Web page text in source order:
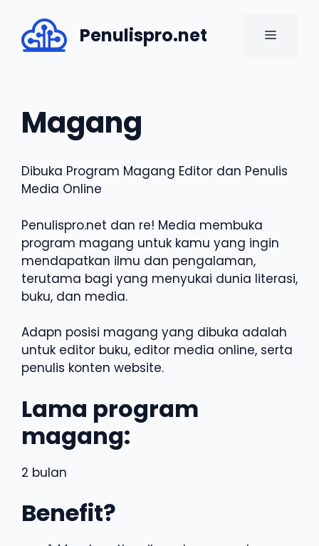
content
Penulispro.net MENU
Magang
Dibuka Program Magang Editor dan Penulis
Media Online
Penulispro.net dan re! Media membuka
program magang untuk kamu yang ingin
mendapatkan ilmu dan pengalaman,
terutama bagi yang menyukai dunia literasi,
buku, dan media.
Adapn posisi magang yang dibuka adalah
untuk editor buku, editor media online, serta
penulis konten website.
Lama program
magang:
2 bulan
Benefit?